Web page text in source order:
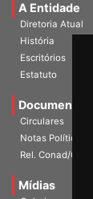
A Entidade
Diretoria Atual
História
Escritórios
Estatuto
Documentos
Circulares
Notas Políticas
Rel. Conad/
Mídias